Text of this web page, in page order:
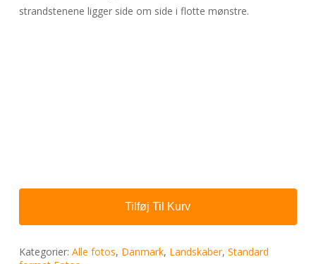
strandstenene ligger side om side i flotte mønstre.
Tilføj Til Kurv
Kategorier: Alle fotos, Danmark, Landskaber, Standard